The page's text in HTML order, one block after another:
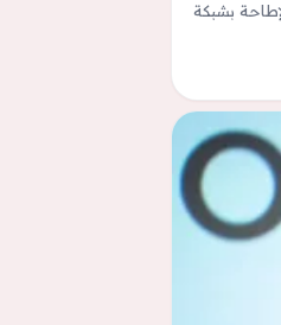
بشبكة